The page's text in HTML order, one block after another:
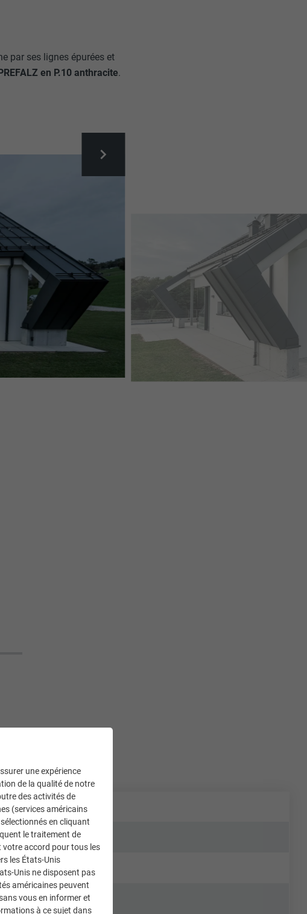
par ses lignes épurées et
en P.10 anthracite.
une expérience
de la qualité de notre
des activités de
(services américains
en cliquant
le traitement de
votre accord pour tous les
les États-Unis
Unis ne disposent pas
américaines peuvent
vous en informer et
à ce sujet dans